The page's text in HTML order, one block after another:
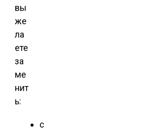
вы
же
ла
ете
за
ме
нит
ь:
с